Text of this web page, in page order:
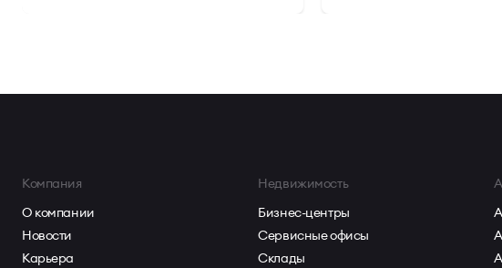
Компания
О компании
Новости
Карьера
Недвижимость
Бизнес-центры
Сервисные офисы
Склады